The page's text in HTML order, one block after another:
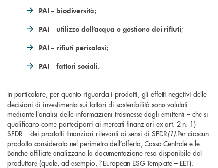
PAI – biodiversità;
PAI – utilizzo dell’acqua e gestione dei rifiuti;
PAI – rifiuti pericolosi;
PAI – fattori sociali.
In particolare, per quanto riguarda i prodotti, gli effetti negativi delle
decisioni di investimento sui fattori di sostenibilità sono valutati
mediante l’analisi delle informazioni trasmesse dagli emittenti – che si
qualificano come partecipanti ai mercati finanziari ex art. 2 n. 1)
SFDR – dei prodotti finanziari rilevanti ai sensi di SFDR(1).Per ciascun
prodotto considerato nel perimetro dell’offerta, Cassa Centrale e le
Banche affiliate analizzano la documentazione resa disponibile dal
produttore (quale, ad esempio, l’European ESG Template – EET).